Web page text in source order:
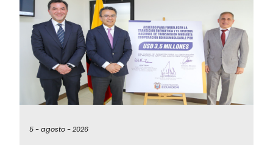
5 -agosto -2026